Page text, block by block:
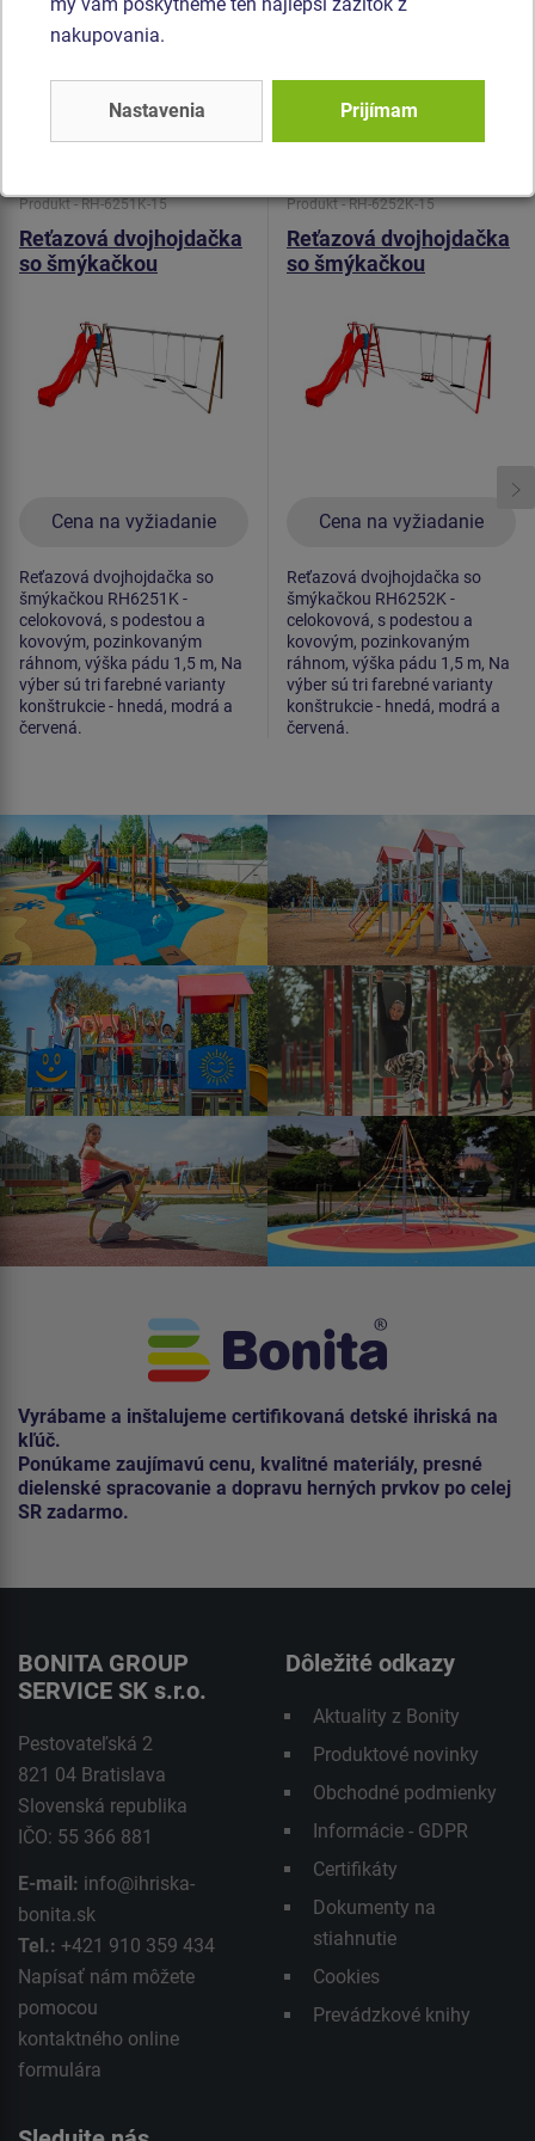
hojdačky je hlinikové, obalené mäkkou a pohodlnou
gumou. Všetok spojovací materiál je pozinkovaný alebo
Podobnýtovar
Produkt - RH-6251K-15
Reťazová dvojhojdačka
so šmýkačkou
Cena na vyžiadanie
Reťazová dvojhojdačka so
šmýkačkou RH6251K -
celokovová, s podestou a
kovovým, pozinkovaným
ráhnom, výška pádu 1,5 m, Na
výber sú tri farebné varianty
konštrukcie - hnedá, modrá a
červená.
Produkt - RH-6252K-15
Reťazová dvojhojdačka
so šmýkačkou
Cena na vyžiadanie
Reťazová dvojhojdačka so
šmýkačkou RH6252K -
celokovová, s podestou a
kovovým, pozinkovaným
ráhnom, výška pádu 1,5 m, Na
výber sú tri farebné varianty
konštrukcie - hnedá, modrá a
červená.
Vyrábame a inštalujeme certifikovaná detské ihriská na
kľúč.
Ponúkame zaujímavú cenu, kvalitné materiály, presné
dielenské spracovanie a dopravu herných prvkov po celej
SR zadarmo.
BONITA GROUP
SERVICE SK s.r.o.
Pestovateľská 2
821 04 Bratislava
Slovenská republika
IČO: 55 366 881
E-mail: info@ihriska-
bonita.sk
Tel.: +421 910 359 434
Napísať nám môžete
pomocou
kontaktného online
formulára
Dôležité odkazy
Aktuality z Bonity
Produktové novinky
Obchodné podmienky
Informácie - GDPR
Certifikáty
Dokumenty na
stiahnutie
Cookies
Prevádzkové knihy
nakupovania.
Nastavenia Prijímam